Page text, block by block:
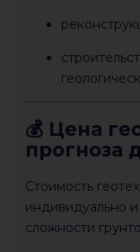
💰 Цена
прогноза
Стоимость
индивидуально
сложности